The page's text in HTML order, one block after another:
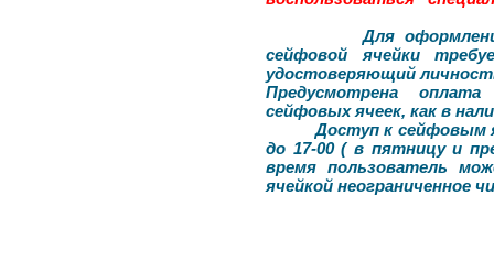
Для оформления
сейфовой ячейки
удостоверяющий
Предусмотрена
сейфовых ячеек, как в
Доступ к сейфовым
до 17-00 ( в пятницу и
время пользователь
ячейкой неограниченное